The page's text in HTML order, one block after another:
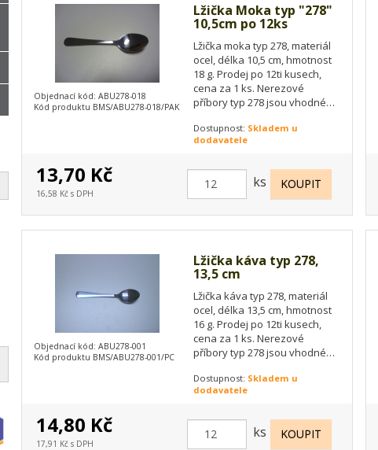
Lžička Moka typ "278"
10,5cm po 12ks
Lžička moka typ 278, materiál
ocel, délka 10,5 cm, hmotnost
18 g. Prodej po 12ti kusech,
cena za 1 ks. Nerezové
příbory typ 278 jsou vhodné
Dostupnost: Skladem u
dodavatele
Objednací kód: ABU278-018
Kód produktu BMS/ABU278-018/PAK
13,70 Kč
16,58 Kč s DPH
ks
Lžička káva typ 278,
13,5 cm
Lžička káva typ 278, materiál
ocel, délka 13,5 cm, hmotnost
16 g. Prodej po 12ti kusech,
cena za 1 ks. Nerezové
příbory typ 278 jsou vhodné
Dostupnost: Skladem u
dodavatele
Objednací kód: ABU278-001
Kód produktu BMS/ABU278-001/PC
14,80 Kč
17,91 Kč s DPH
ks